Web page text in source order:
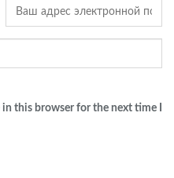
this browser for the next time I